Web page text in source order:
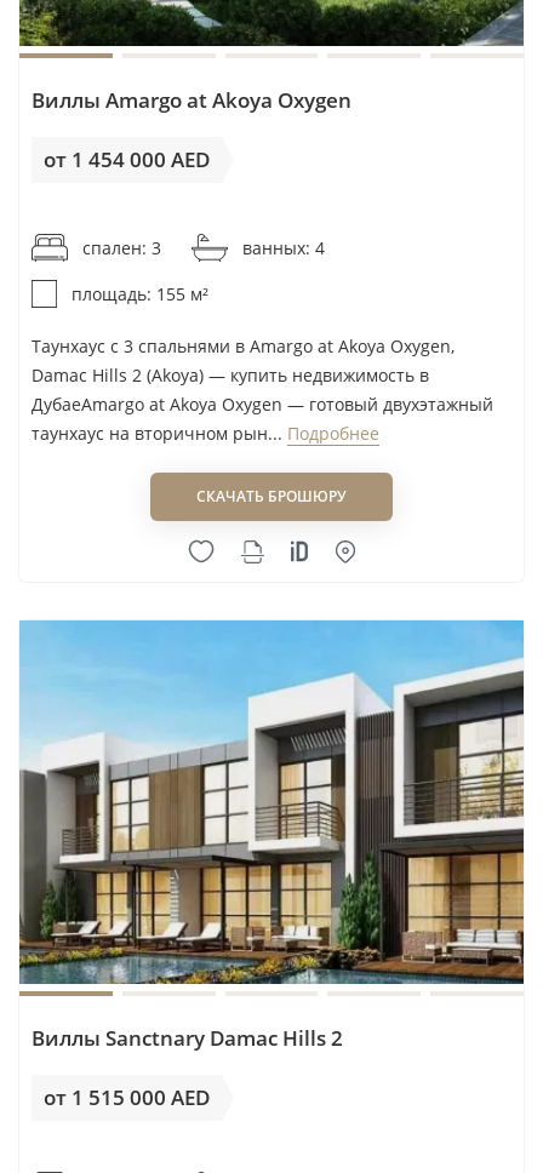
Виллы Amargo at Akoya Oxygen
от 1 454 000 AED
спален: 3
ванных: 4
площадь: 155 м²
Таунхаус с 3 спальнями в Amargo at Akoya Oxygen,
Damac Hills 2 (Akoya) — купить недвижимость в
ДубаеAmargo at Akoya Oxygen — готовый двухэтажный
таунхаус на вторичном рын... Подробнее
СКАЧАТЬ БРОШЮРУ
Виллы Sanctnary Damac Hills 2
от 1 515 000 AED